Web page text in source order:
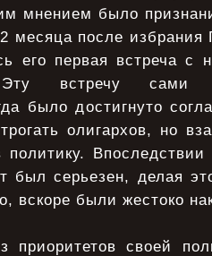
мнением было
месяца после избрания
его первая встреча с
Эту встречу сами
было достигнуто
олигархов, но
Впоследствии
был серьезен, делая
вскоре были жестоко
своей